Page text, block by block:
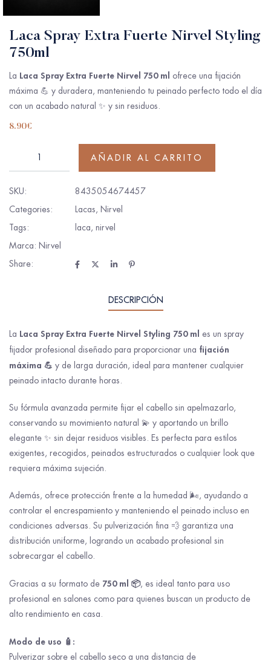
Laca Spray Extra Fuerte Nirvel Styling
750ml
La Laca Spray Extra Fuerte Nirvel 750 ml ofrece una fijación
máxima 💪 y duradera, manteniendo tu peinado perfecto todo el día
con un acabado natural ✨ y sin residuos.
8.90€
AÑADIR AL CARRITO
SKU:
8435054674457
Categories:
Lacas, Nirvel
Tags:
laca, nirvel
Marca: Nirvel
Share:
DESCRIPCIÓN
La Laca Spray Extra Fuerte Nirvel Styling 750 ml es un spray
fijador profesional diseñado para proporcionar una fijación
máxima 💪 y de larga duración, ideal para mantener cualquier
peinado intacto durante horas.
Su fórmula avanzada permite fijar el cabello sin apelmazarlo,
conservando su movimiento natural 💫 y aportando un brillo
elegante ✨ sin dejar residuos visibles. Es perfecta para estilos
exigentes, recogidos, peinados estructurados o cualquier look que
requiera máxima sujeción.
Además, ofrece protección frente a la humedad 🌬️, ayudando a
controlar el encrespamiento y manteniendo el peinado incluso en
condiciones adversas. Su pulverización fina 💨 garantiza una
distribución uniforme, logrando un acabado profesional sin
sobrecargar el cabello.
Gracias a su formato de 750 ml 📦, es ideal tanto para uso
profesional en salones como para quienes buscan un producto de
alto rendimiento en casa.
Modo de uso 🧴:
Pulverizar sobre el cabello seco a una distancia de